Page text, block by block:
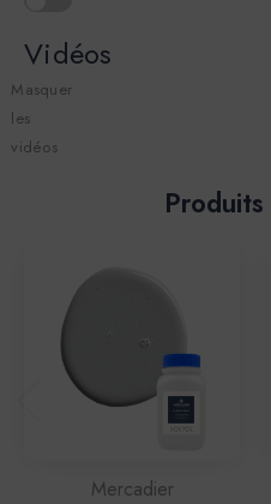
Vidéos
Masquer
les
vidéos
Mercadier